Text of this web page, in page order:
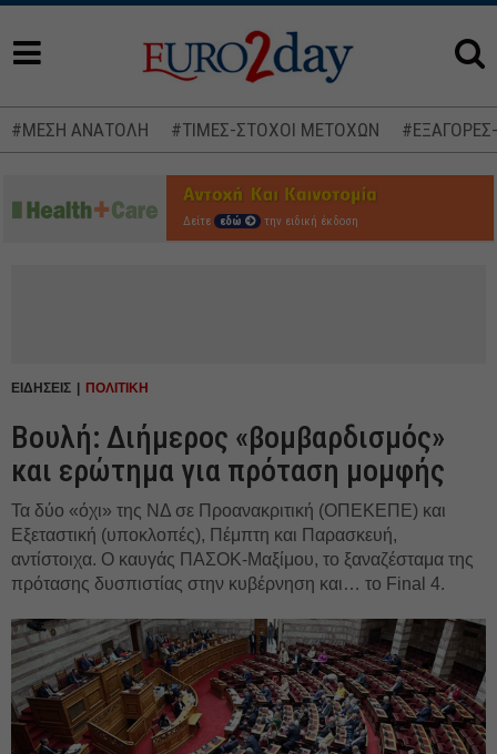
#ΜΕΣΗ ΑΝΑΤΟΛΗ #ΤΙΜΕΣ-ΣΤΟΧΟΙ ΜΕΤΟΧΩΝ
Δείτε εδώ την ειδική έκδοση
ΕΙΔΗΣΕΙΣ ΠΟΛΙΤΙΚΗ
Βουλή: Διήμερος «βομβαρδισμός»
και ερώτημα για πρόταση μομφής
Τα δύο «όχι» της ΝΔ σε Προανακριτική (ΟΠΕΚΕΠΕ) και
Εξεταστική (υποκλοπές), Πέμπτη και Παρασκευή,
αντίστοιχα. Ο καυγάς ΠΑΣΟΚ-Μαξίμου, το ξαναζέσταμα της
πρότασης δυσπιστίας στην κυβέρνηση και… το Final 4.